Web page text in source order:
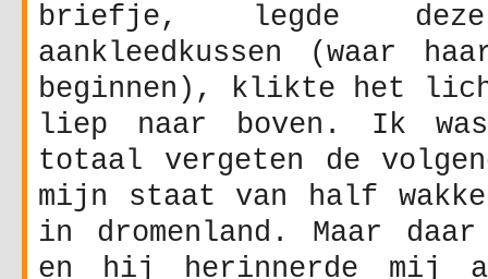
briefje, legde
aankleedkussen (waar
beginnen), klikte het
liep naar boven. Ik
totaal vergeten de
mijn staat van half
in dromenland. Maar
en hij herinnerde mij